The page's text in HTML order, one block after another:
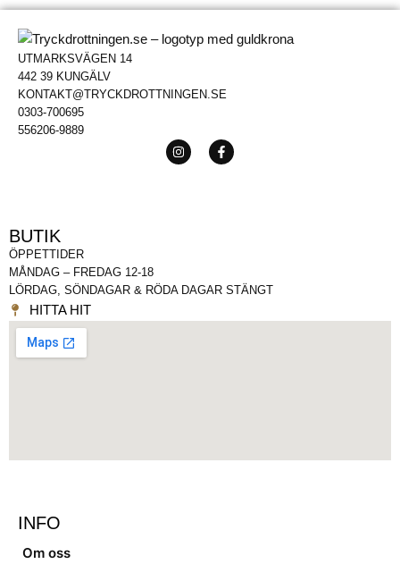
UTMARKSVÄGEN 14
442 39 KUNGÄLV
KONTAKT@TRYCKDROTTNINGEN.SE
0303-700695
556206-9889
BUTIK
ÖPPETTIDER
MÅNDAG – FREDAG 12-18
LÖRDAG, SÖNDAGAR & RÖDA DAGAR STÄNGT
HITTA HIT
INFO
Om oss